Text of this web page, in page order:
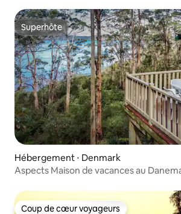
Superhôte
Superhôte
Hébergement ⋅ Denmark
Aspects Maison de vacances au
Coup de cœur voyageurs